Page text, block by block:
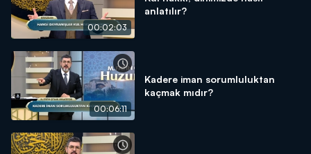
00:02:03
anlatılır?
00:06:11
Kadere iman sorumluluktan
kaçmak mıdır?